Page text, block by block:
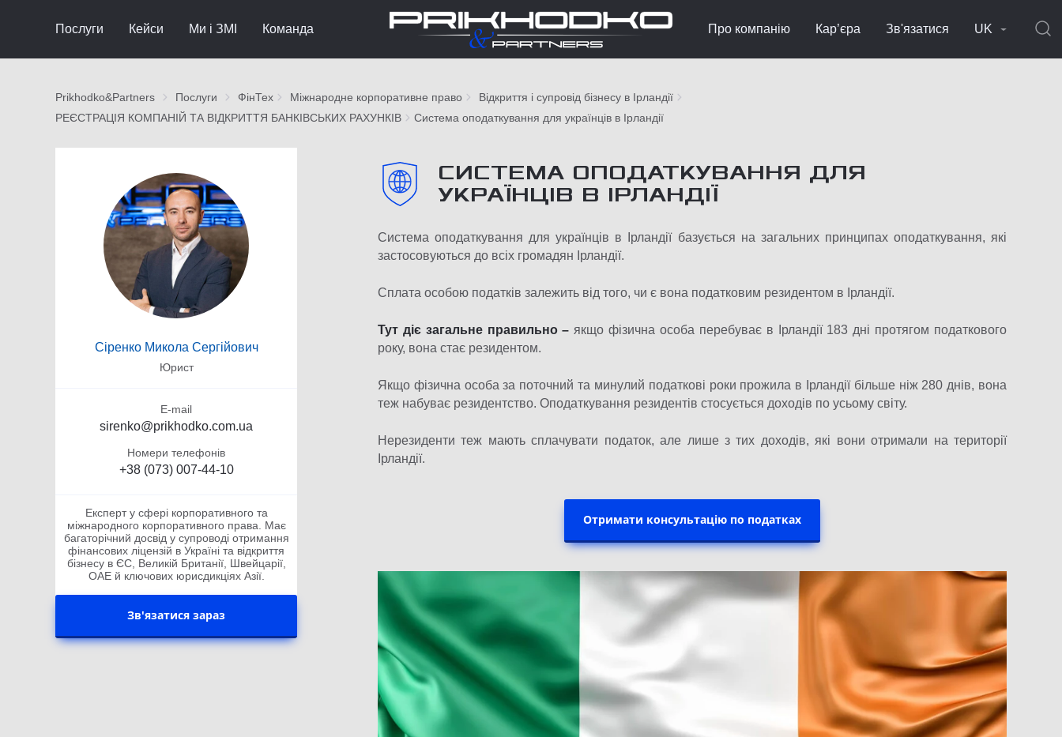
Послуги Кейси Ми і ЗМІ Команда Про компанію Кар’єра Зв'язатися UK
Prikhodko&Partners Послуги ФінТех Міжнародне корпоративне право
Відкриття і супровід бізнесу в Ірландії
РЕЄСТРАЦІЯ КОМПАНІЙ ТА ВІДКРИТТЯ БАНКІВСЬКИХ РАХУНКІВ
Система оподаткування для українців в Ірландії
Сіренко Микола Сергійович
Юрист
E-mail
sirenko@prikhodko.com.ua
Номери телефонів
+38 (073) 007-44-10
Експерт у сфері корпоративного та
міжнародного корпоративного права. Має
багаторічний досвід у супроводі отримання
фінансових ліцензій в Україні та відкриття
бізнесу в ЄС, Великій Британії, Швейцарії,
ОАЕ й ключових юрисдикціях Азії.
Зв'язатися зараз
СИСТЕМА ОПОДАТКУВАННЯ ДЛЯ
УКРАЇНЦІВ В ІРЛАНДІЇ
Система оподаткування для українців в Ірландії базується на загальних принципах оподаткування, які
застосовуються до всіх громадян Ірландії.
Сплата особою податків залежить від того, чи є вона податковим резидентом в Ірландії.
Тут діє загальне правильно – якщо фізична особа перебуває в Ірландії 183 дні протягом податкового
року, вона стає резидентом.
Якщо фізична особа за поточний та минулий податкові роки прожила в Ірландії більше ніж 280 днів, вона
теж набуває резидентство. Оподаткування резидентів стосується доходів по усьому світу.
Нерезиденти теж мають сплачувати податок, але лише з тих доходів, які вони отримали на території
Ірландії.
Отримати консультацію по податках